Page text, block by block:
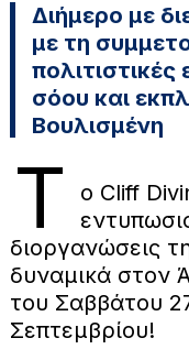
Διήμερο με
με τη
σόου και
Βουλισμένη
Τ
ο Cliff
διοργανώσεις
δυναμικά στον
του Σαββάτου
Σεπτεμβρίου!